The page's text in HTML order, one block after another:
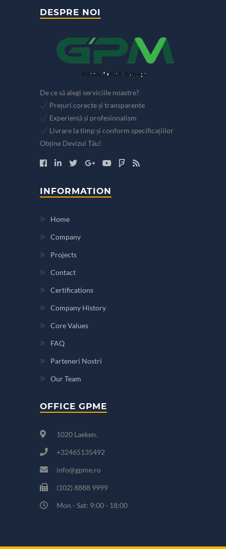
DESPRE NOI
De ce să alegi serviciile noastre?
Prețuri corecte și transparente
Experiență și profesionalism
Livrare la timp și conform specificațiilor
Obține Devizul Tău!
INFORMATION
Home
Company
Projects
Contact
Certifications
Company History
Core Values
FAQ
Parteneri Nostri
Our Team
OFFICE GPME
1020 Laeken.
+32465135492
info@gpme.ro
(102) 8888 9999
Mon - Sat: 9:00 - 18:00